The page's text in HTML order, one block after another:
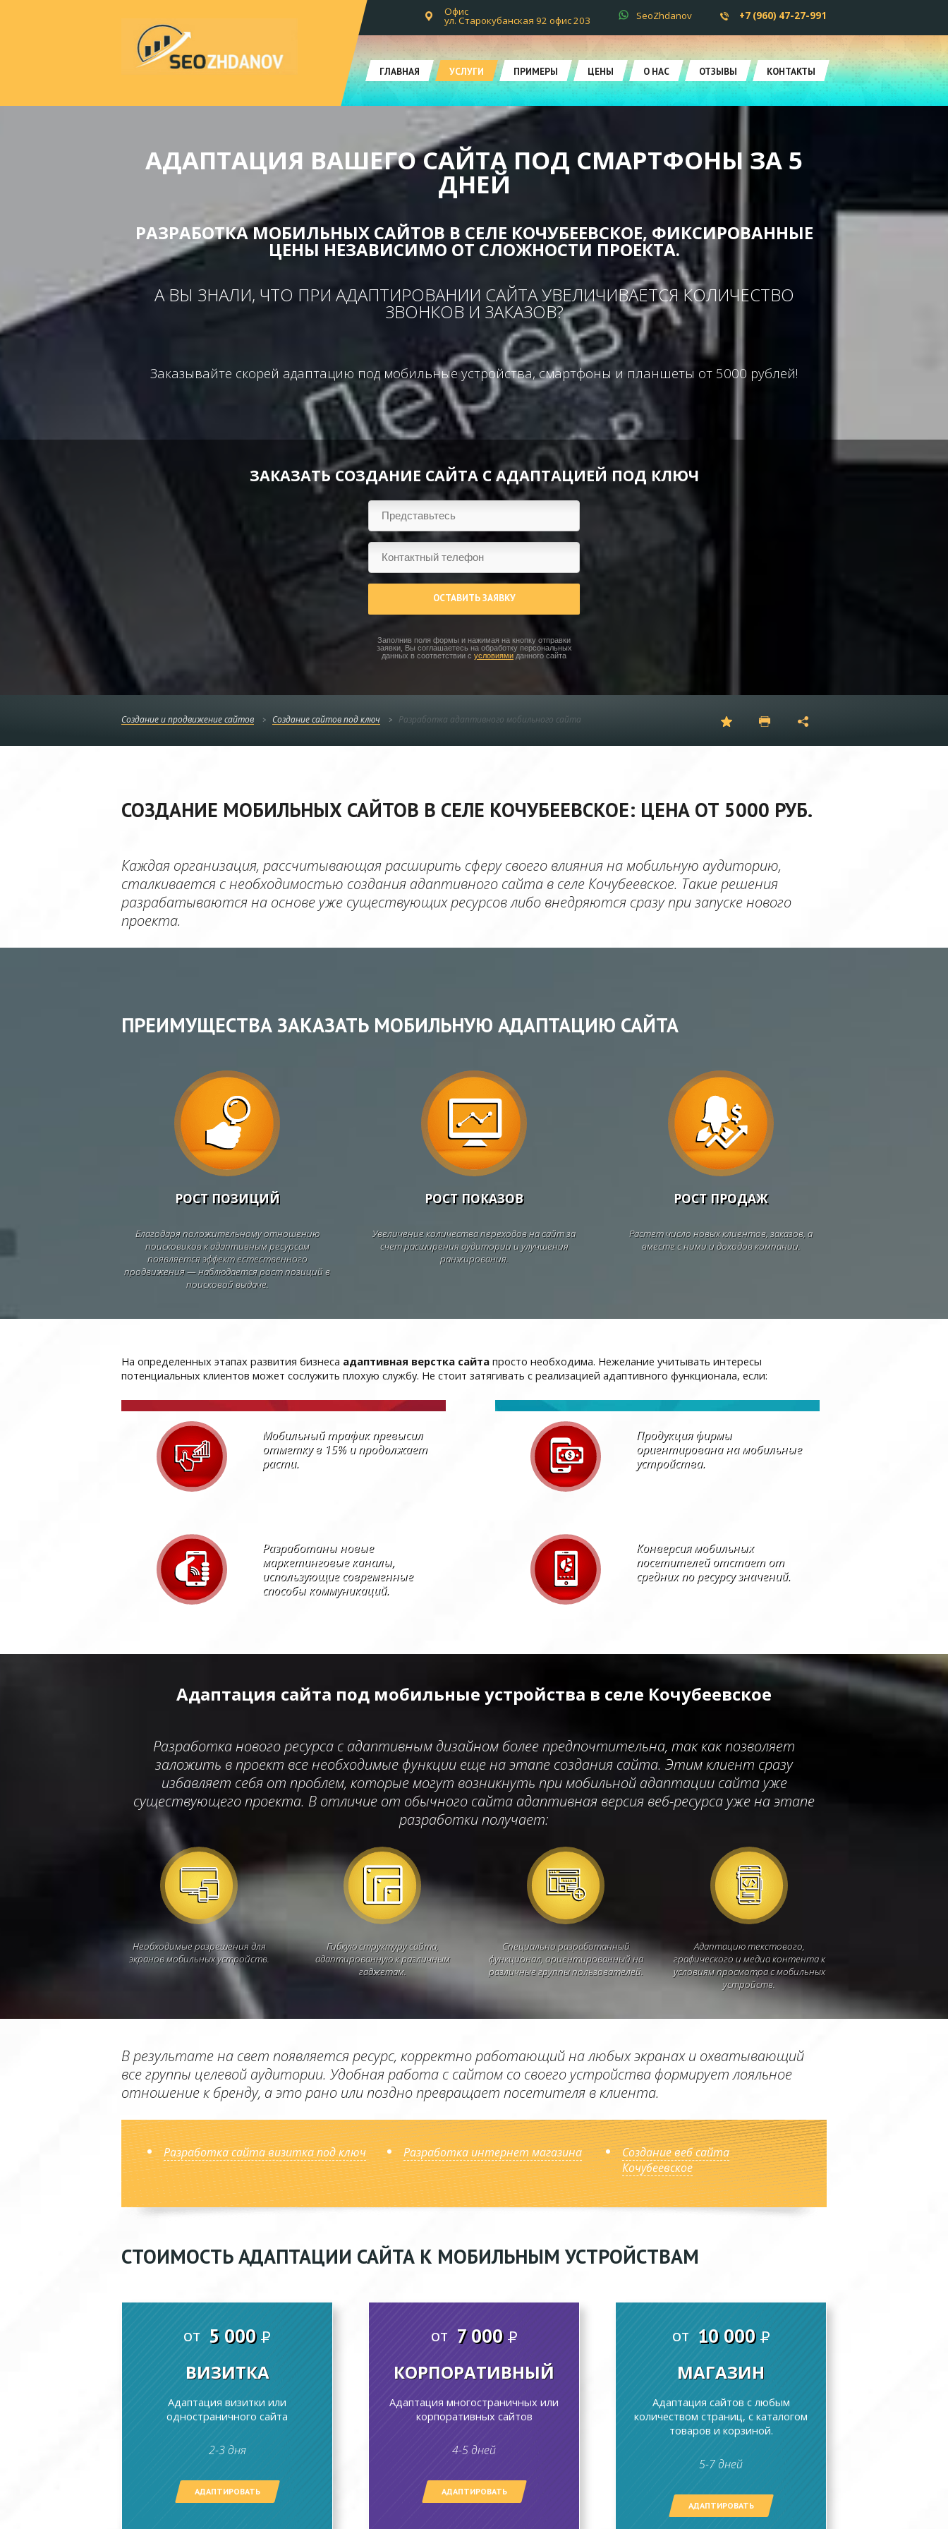
Офис
ул. Старокубанская 92 офис 203 SeoZhdanov +7 (960) 47-27-991
ГЛАВНАЯ УСЛУГИ ПРИМЕРЫ ЦЕНЫ О НАС ОТЗЫВЫ КОНТАКТЫ
АДАПТАЦИЯ ВАШЕГО САЙТА ПОД СМАРТФОНЫ ЗА 5
ДНЕЙ
РАЗРАБОТКА МОБИЛЬНЫХ САЙТОВ В СЕЛЕ КОЧУБЕЕВСКОЕ, ФИКСИРОВАННЫЕ
ЦЕНЫ НЕЗАВИСИМО ОТ СЛОЖНОСТИ ПРОЕКТА.
А ВЫ ЗНАЛИ, ЧТО ПРИ АДАПТИРОВАНИИ САЙТА УВЕЛИЧИВАЕТСЯ КОЛИЧЕСТВО
ЗВОНКОВ И ЗАКАЗОВ?
Заказывайте скорей адаптацию под мобильные устройства, смартфоны и планшеты от 5000 рублей!
ЗАКАЗАТЬ СОЗДАНИЕ САЙТА С АДАПТАЦИЕЙ ПОД КЛЮЧ
ОСТАВИТЬ ЗАЯВКУ
Заполнив поля формы и нажимая на кнопку отправки
заявки, Вы соглашаетесь на обработку персональных
данных в соответствии с условиями данного сайта
Создание и продвижение сайтов Создание сайтов под ключ Разработка адаптивного мобильного сайта
СОЗДАНИЕ МОБИЛЬНЫХ САЙТОВ В СЕЛЕ КОЧУБЕЕВСКОЕ: ЦЕНА ОТ 5000 РУБ.
Каждая организация, рассчитывающая расширить сферу своего влияния на мобильную аудиторию,
сталкивается с необходимостью создания адаптивного сайта в селе Кочубеевское. Такие решения
разрабатываются на основе уже существующих ресурсов либо внедряются сразу при запуске нового
проекта.
ПРЕИМУЩЕСТВА ЗАКАЗАТЬ МОБИЛЬНУЮ АДАПТАЦИЮ САЙТА
РОСТ ПОЗИЦИЙ
Благодаря положительному отношению
поисковиков к адаптивным ресурсам
появляется эффект естественного
продвижения — наблюдается рост позиций в
поисковой выдаче.
РОСТ ПОКАЗОВ
Увеличение количества переходов на сайт за
счет расширения аудитории и улучшения
ранжирования.
РОСТ ПРОДАЖ
Растет число новых клиентов, заказов, а
вместе с ними и доходов компании.
На определенных этапах развития бизнеса адаптивная верстка сайта просто необходима. Нежелание учитывать интересы
потенциальных клиентов может сослужить плохую службу. Не стоит затягивать с реализацией адаптивного функционала, если:
Мобильный трафик превысил
отметку в 15% и продолжает
расти.
Продукция фирмы
ориентирована на мобильные
устройства.
Разработаны новые
маркетинговые каналы,
использующие современные
способы коммуникаций.
Конверсия мобильных
посетителей отстает от
средних по ресурсу значений.
Адаптация сайта под мобильные устройства в селе Кочубеевское
Разработка нового ресурса с адаптивным дизайном более предпочтительна, так как позволяет
заложить в проект все необходимые функции еще на этапе создания сайта. Этим клиент сразу
избавляет себя от проблем, которые могут возникнуть при мобильной адаптации сайта уже
существующего проекта. В отличие от обычного сайта адаптивная версия веб-ресурса уже на этапе
разработки получает:
Необходимые разрешения для
экранов мобильных устройств.
Гибкую структуру сайта,
адаптированную к различным
гаджетам.
Специально разработанный
функционал, ориентированный на
различные группы пользователей.
Адаптацию текстового,
графического и медиа контента к
условиям просмотра с мобильных
устройств.
В результате на свет появляется ресурс, корректно работающий на любых экранах и охватывающий
все группы целевой аудитории. Удобная работа с сайтом со своего устройства формирует лояльное
отношение к бренду, а это рано или поздно превращает посетителя в клиента.
Разработка сайта визитка под ключ Разработка интернет магазина
Создание веб сайта
Кочубеевское
СТОИМОСТЬ АДАПТАЦИИ САЙТА К МОБИЛЬНЫМ УСТРОЙСТВАМ
от 5 000 P
ВИЗИТКА
Адаптация визитки или
одностраничного сайта
2-3 дня
АДАПТИРОВАТЬ
от 7 000 P
КОРПОРАТИВНЫЙ
Адаптация многостраничных или
корпоративных сайтов
4-5 дней
АДАПТИРОВАТЬ
от 10 000 P
МАГАЗИН
Адаптация сайтов с любым
количеством страниц, с каталогом
товаров и корзиной.
5-7 дней
АДАПТИРОВАТЬ